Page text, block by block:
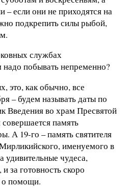
– если они не приходятся на
подкрепить силы рыбой,
службах
побывать непременно?
это, как обычно, все
– будем называть даты по
Введения во храм Пресвятой
память
А 19-го – память святителя
именуемого в
удивительные чудеса,
за готовность скоро
о помощи.